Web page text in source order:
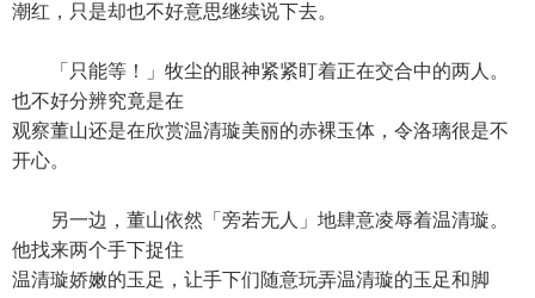
潮红，只是却也不好意思继续说下去。
「只能等！」牧尘的眼神紧紧盯着正在交合中的两人。
也不好分辨究竟是在
观察董山还是在欣赏温清璇美丽的赤裸玉体，令洛璃很是不
开心。
另一边，董山依然「旁若无人」地肆意凌辱着温清璇。
他找来两个手下捉住
温清璇娇嫩的玉足，让手下们随意玩弄温清璇的玉足和脚